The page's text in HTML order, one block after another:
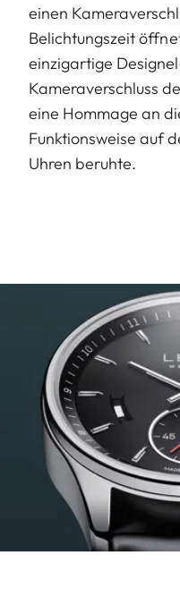
einen
Belichtungszeit
einzigartige
Kameraverschluss
eine Hommage an
Funktionsweise auf
Uhren beruhte.